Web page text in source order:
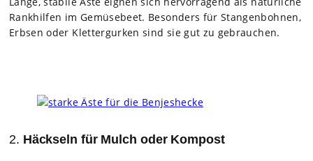
Rank­hil­fen im Gemü­se­beet. Beson­ders für Stan­gen­boh­nen,
Erb­sen oder Klet­ter­gur­ken sind sie gut zu gebrau­chen.
2. Häckseln für Mulch oder Kompost